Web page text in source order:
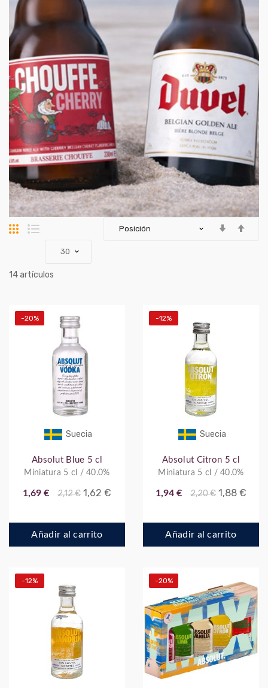
Parrilla
14artículos
Suecia
-20%
Absolut Blue 5 cl
Miniatura 5 cl / 40.0%
1,69 € 2,12 € 1,62 €
Añadir al carrito
Suecia
-12%
Absolut Citron 5 cl
Miniatura 5 cl / 40.0%
1,94 € 2,20 € 1,88 €
Añadir al carrito
-12% -20%